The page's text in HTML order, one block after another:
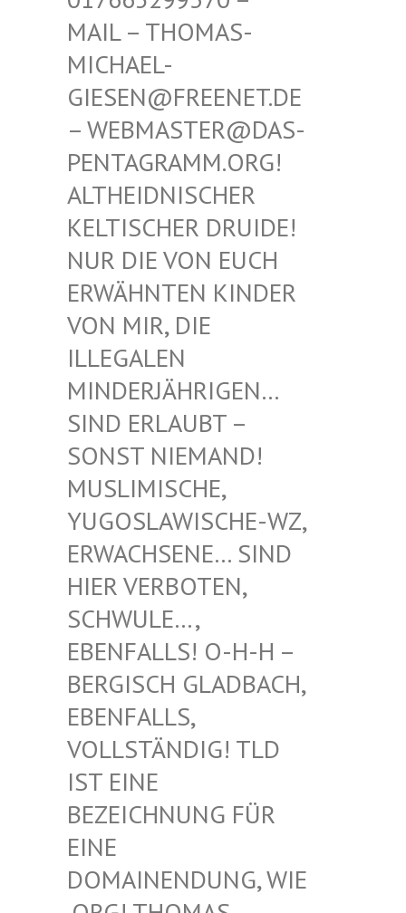
THOMAS-MICHAE
L-GIESEN
@FREENET.DE – WEBM
ASTER@DAS-PENTAG
RAMM.ORG! ALTHEI
DNISCHER KELTIS
CHER DRUIDE! NUR D
IE VON EUCH ERWÄHN
TEN KINDER VON MI
R, DIE ILLEGA
LEN MINDER
JÄHRIGEN… SIND E
RLAUBT – SONST
NIEMAND! MUSLIM
ISCHE, YUGOSL
AWISCHE-WZ, ERWACH
SENE… SIND HIER V
ERBOTEN, SCHWUL
E…, EBENFA
LLS! O-H-H – BERGIS
CH GLADBACH, EBENFA
LLS, VOLLST
ÄNDIG! TLD IST EI
NE BEZEIC
HNUNG FÜR EINE D
OMAIN
ENDUNG, WIE .ORG!